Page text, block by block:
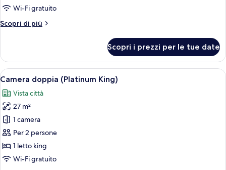
Wi-Fi gratuito
Scopri di più
Altri
Suite
Scopri i prezzi per le tue date
Apri
tutte
le
foto
per
Camera
doppia
(Platinum
Una camera d'albergo moderna
14
Camera doppia (Platinum King)
Vista città
27 m²
1 camera
Per 2 persone
1 letto king
Wi-Fi gratuito